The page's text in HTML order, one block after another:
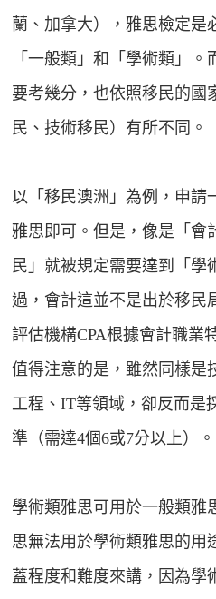
蘭、加拿大），雅思檢定是
「一般類」和「學術類」。
要考幾分，也依照移民的國
民、技術移民）有所不同。
以「移民澳洲」為例，申請
雅思即可。但是，像是「會
民」就被規定需要達到「學
過，會計這並不是出於移民
評估機構CPA根據會計職業
值得注意的是，雖然同樣是
工程、IT等領域，卻反而是
準（需達4個6或7分以上）。
學術類雅思可用於一般類雅
思無法用於學術類雅思的用
蓋程度和難度來講，因為學